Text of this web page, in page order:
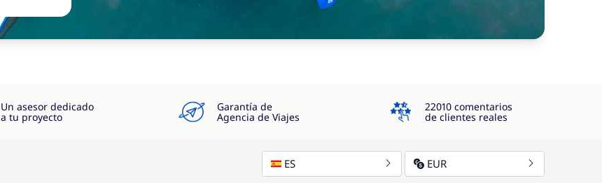
Un asesor dedicado
a tu proyecto
Garantía de
Agencia de Viajes
4.3
22010 comentarios
de clientes reales
ES EUR